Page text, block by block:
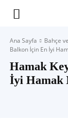
Yaşam
Ana Sayfa Bahçe
Balkon İçin En İyi
Hamak
İyi Hamak